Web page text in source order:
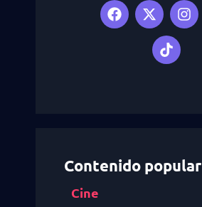
Contenido popular
Cine